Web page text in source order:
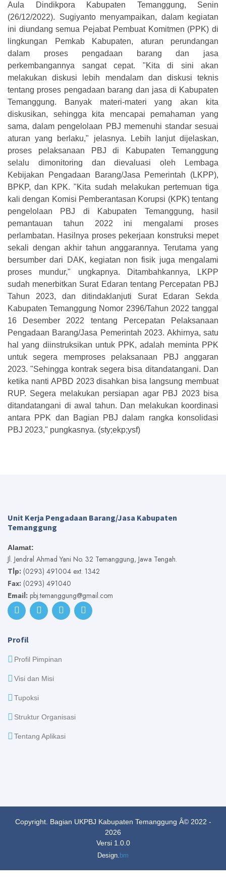
Aula Dindikpora Kabupaten Temanggung, Senin
(26/12/2022). Sugiyanto menyampaikan, dalam kegiatan
ini diundang semua Pejabat Pembuat Komitmen (PPK) di
lingkungan Pemkab Kabupaten, aturan perundangan
dalam proses pengadaan barang dan jasa
perkembangannya sangat cepat. "Kita di sini akan
melakukan diskusi lebih mendalam dan diskusi teknis
tentang proses pengadaan barang dan jasa di Kabupaten
Temanggung. Banyak materi-materi yang akan kita
diskusikan, sehingga kita mencapai pemahaman yang
sama, dalam pengelolaan PBJ memenuhi standar sesuai
aturan yang berlaku," jelasnya. Lebih lanjut dijelaskan,
proses pelaksanaan PBJ di Kabupaten Temanggung
selalu dimonitoring dan dievaluasi oleh Lembaga
Kebijakan Pengadaan Barang/Jasa Pemerintah (LKPP),
BPKP, dan KPK. "Kita sudah melakukan pertemuan tiga
kali dengan Komisi Pemberantasan Korupsi (KPK) tentang
pengelolaan PBJ di Kabupaten Temanggung, hasil
pemantauan tahun 2022 ini mengalami proses
perlambatan. Hasilnya proses pekerjaan konstruksi mepet
sekali dengan akhir tahun anggarannya. Terutama yang
bersumber dari DAK, kegiatan non fisik juga mengalami
proses mundur," ungkapnya. Ditambahkannya, LKPP
sudah menerbitkan Surat Edaran tentang Percepatan PBJ
Tahun 2023, dan ditindaklanjuti Surat Edaran Sekda
Kabupaten Temanggung Nomor 2396/Tahun 2022 tanggal
16 Desember 2022 tentang Percepatan Pelaksanaan
Pengadaan Barang/Jasa Pemerintah 2023. Akhirnya, satu
hal yang diinstruksikan untuk PPK, adalah meminta PPK
untuk segera memproses pelaksanaan PBJ anggaran
2023. "Sehingga kontrak segera bisa ditandatangani. Dan
ketika nanti APBD 2023 disahkan bisa langsung membuat
RUP. Segera melakukan persiapan agar PBJ 2023 bisa
ditandatangani di awal tahun. Dan melakukan koordinasi
antara PPK dan Bagian PBJ dalam rangka konsolidasi
PBJ 2023," pungkasnya. (sty;ekp;ysf)
Unit Kerja Pengadaan Barang/Jasa Kabupaten
Temanggung
Alamat:
Jl. Jendral Ahmad Yani No. 32 Temanggung, Jawa Tengah.
Tlp: (0293) 491004 ext. 1342
Fax: (0293) 491040
Email: pbj.temanggung@gmail.com
Profil
Profil Pimpinan
Visi dan Misi
Tupoksi
Struktur Organisasi
Tentang Aplikasi
Copyright. Bagian UKPBJ Kabupaten Temanggung Â© 2022 -
2026
Versi 1.0.0
Design. bm